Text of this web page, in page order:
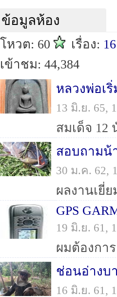
ข้อมูลห้อง
โหวต: 60 เรื่อง: 16
เข้าชม: 44,384
หลวงพ่อเ
13 มิ.ย. 65,
สมเด็จ 12
สอบถามน้
30 ม.ค. 62,
ผลงานเยี่ย
GPS
19 มิ.ย. 61,
ช่อนอ่างบ
16 มิ.ย. 61,